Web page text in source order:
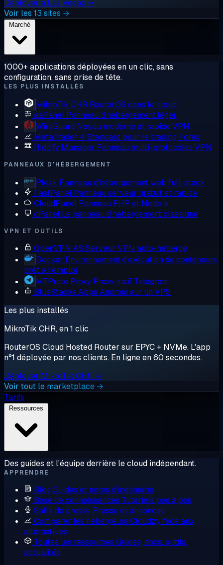
Déployer à Las Vegas →
Voir les 13 sites →
1000+ applications déployées en un clic, sans
configuration, sans prise de tête.
LES PLUS INSTALLÉS
MikroTik CHR RouterOS dans le cloud
aaPanel Panneau d'hébergement léger
WireGuard Noyau moderne et rapide VPN
MetaTrader 4 Standard pour le trading Forex
Hiddify Manager Panneau multi-protocoles VPN
PANNEAUX D'HÉBERGEMENT
Plesk Panneau d'hébergement web full-stack
FastPanel Panneau serveur gratuit et rapide
CloudPanel Panneau PHP et Node.js
cPanel Le panneau d'hébergement classique
VPN ET OUTILS
OpenVPN AS Serveur VPN auto-hébergé
Docker Environnement d'exécution de conteneurs,
prêt à l'emploi
MTProto Proxy Proxy natif Telegram
BlueStacks Apps Android sur un VPS
Les plus installés
MikroTik CHR, en 1 clic
RouterOS Cloud Hosted Router sur EPYC + NVMe. L'app
n°1 déployée par nos clients. En ligne en 60 secondes.
Déployer MikroTik CHR →
Voir tout le marketplace →
Tarifs
Des guides et l'équipe derrière le cloud indépendant.
APPRENDRE
Blog Guides et notes d'ingénierie
Base de connaissances Tutoriels pas à pas
Salle de presse Presse et annonces
Comparer les hébergeurs Cloudzy face aux
alternatives
Toutes les ressources Guides, docs, outils,
actualités